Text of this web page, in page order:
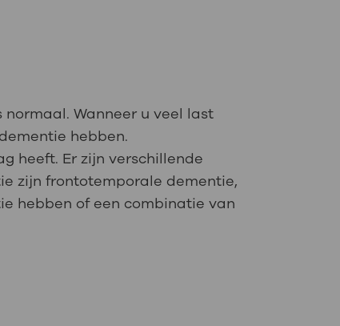
Wanneer u veel last
hebben.
heeft. Er zijn verschillende
zijn frontotemporale dementie,
hebben of een combinatie van